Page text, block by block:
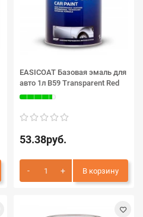
EASICOAT Базовая эмаль для
авто 1л B59 Transparent Red
53.38руб.
В корзину